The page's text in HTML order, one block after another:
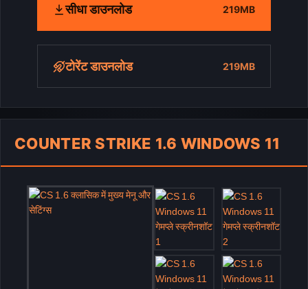
सीधा डाउनलोड 219MB
टोरेंट डाउनलोड 219MB
COUNTER STRIKE 1.6 WINDOWS 11